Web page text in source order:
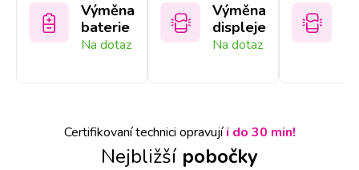
Výměna
baterie
Na dotaz
Výměna
displeje
Na dotaz
Certifikovaní technici opravujíi do 30 min!
Nejbližší pobočky